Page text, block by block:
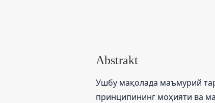
Abstrakt
Ушбу мақолада маъмурий
принципининг моҳияти ва